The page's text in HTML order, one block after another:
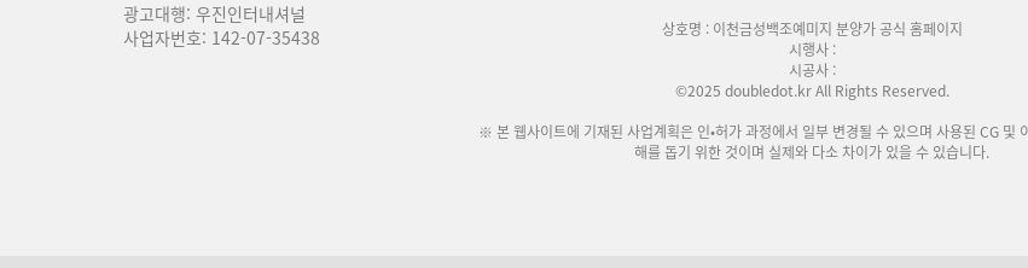
광고대행: 우진인터내셔널
사업자번호: 142-07-35438
상호명 : 이천금성백조예미지 분양가 공식 홈페이지
시행사 :
시공사 :
©2025 doubledot.kr All Rights Reserved.
※ 본 웹사이트에 기재된 사업계획은 인•허가 과정에서 일부 변경될 수 있으며 사용된 CG 및
해를 돕기 위한 것이며 실제와 다소 차이가 있을 수 있습니다.